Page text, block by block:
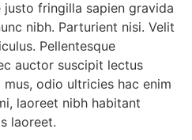
fringilla sapien gravida
nibh. Parturient nisi. Velit
Pellentesque
auctor suscipit lectus
odio ultricies hac enim
laoreet nibh habitant
laoreet.